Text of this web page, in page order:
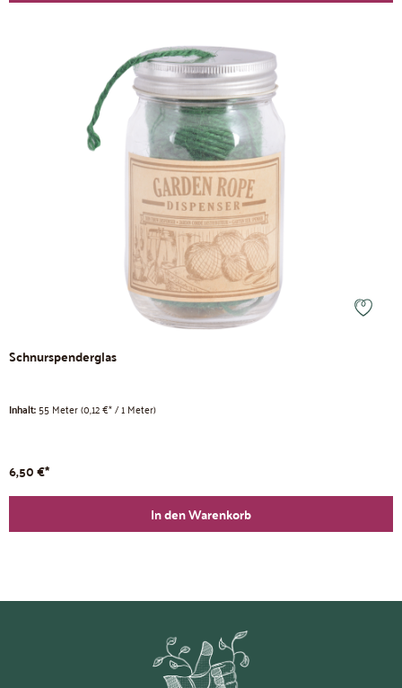
Schnurspenderglas
Inhalt:55 Meter(0,12 €* / 1 Meter)
6,50 €*
In den Warenkorb